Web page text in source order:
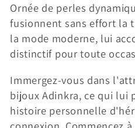
Ornée de perles
fusionnent sans effort la
la mode moderne, lui
distinctif pour toute
Immergez-vous dans
bijoux Adinkra, ce qui lui
histoire personnelle